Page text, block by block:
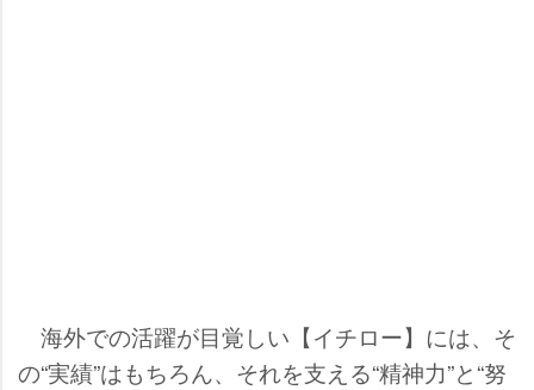
海外での活躍が目覚しい【イチロー】には、そ
の“実績”はもちろん、それを支える“精神力”と“努